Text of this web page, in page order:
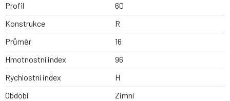
Profil
60
Konstrukce
R
Průměr
16
Hmotnostní index
96
Rychlostní index
H
Období
Zimní